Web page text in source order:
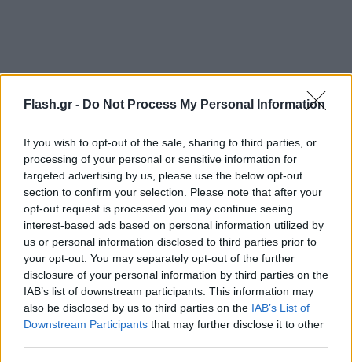
Flash.gr - Do Not Process My Personal Information
If you wish to opt-out of the sale, sharing to third parties, or
processing of your personal or sensitive information for
targeted advertising by us, please use the below opt-out
section to confirm your selection. Please note that after your
opt-out request is processed you may continue seeing
interest-based ads based on personal information utilized by
us or personal information disclosed to third parties prior to
your opt-out. You may separately opt-out of the further
disclosure of your personal information by third parties on the
IAB’s list of downstream participants. This information may
also be disclosed by us to third parties on the IAB’s List of
Downstream Participants that may further disclose it to other